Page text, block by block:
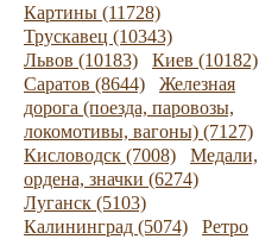
Картины (11728)
Трускавец (10343)
Львов (10183)
Киев (10182)
Саратов (8644)
Железная
дорога (поезда, паровозы,
локомотивы, вагоны) (7127)
Кисловодск (7008)
Медали,
ордена, значки (6274)
Луганск (5103)
Калининград (5074)
Ретро